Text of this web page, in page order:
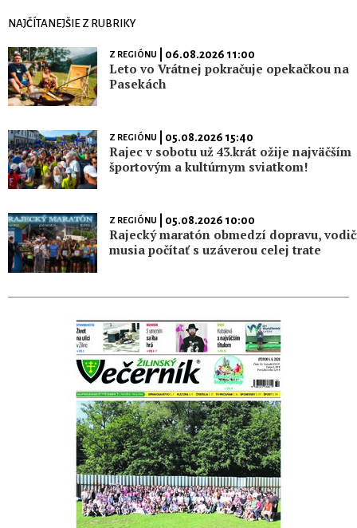
NAJČÍTANEJŠIE Z RUBRIKY
Z REGIÓNU | 06.08.2026 11:00
Leto vo Vrátnej pokračuje opekačkou na
Pasekách
Z REGIÓNU | 05.08.2026 15:40
Rajec v sobotu už 43.krát ožije najväčším
športovým a kultúrnym sviatkom!
Z REGIÓNU | 05.08.2026 10:00
Rajecký maratón obmedzí dopravu,
musia počítať s uzáverou celej trate